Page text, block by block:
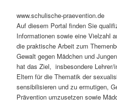
www.schulische-praevention.de
Auf diesem Portal finden Sie
Informationen sowie eine Vielzahl
die praktische Arbeit zum
Gewalt gegen Mädchen und
hat das Ziel, insbesondere Lehrer/
Eltern für die Thematik der
sensibilisieren und zu ermutigen,
Prävention umzusetzen sowie